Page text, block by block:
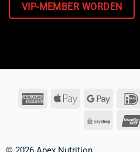
VIP-MEMBER WORDEN